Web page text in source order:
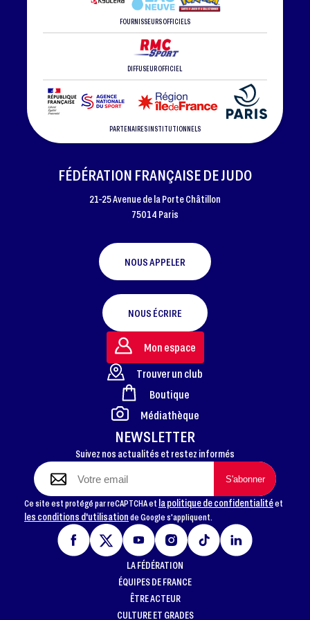
FOURNISSEURS OFFICIELS
DIFFUSEUR OFFICIEL
PARTENAIRES INSTITUTIONNELS
FOOTER
FÉDÉRATION FRANÇAISE DE JUDO
21-25 Avenue de la Porte Châtillon
75014 Paris
NOUS APPELER
NOUS ÉCRIRE
NEWSLETTER
Suivez nos actualités et restez informés
Ce site est protégé par reCAPTCHA et la politique de confidentialitéet
les conditions d'utilisationde Google s'appliquent.
Mon espace
Trouver un club
Boutique
Médiathèque
LA FÉDÉRATION
ÉQUIPES DE FRANCE
ÊTRE ACTEUR
CULTURE ET GRADES